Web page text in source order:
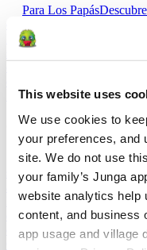
This website uses
We use cookies to
your preferences, and
site. We do not use
your family’s Junga
website analytics help
content, and business
app usage and village
Para Los Papás
Educadores
Descubra
fomentan la participación
Comparar
Junga contra Greenlight
supervisada con
administrar su presupuesto,
EarlyAcorns Early ayuda a
educación financiera
domésticas y carteras de
ClassDojo
ClassDojo